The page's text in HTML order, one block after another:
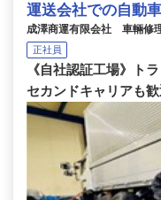
運送会社での自動
成澤商運有限会社 車輛修
正社員
《自社認証工場》ト
セカンドキャリアも